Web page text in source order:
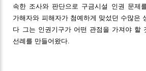
속한 조사와 판단으로 구금시설 인권 문제
가해자와 피해자가 첨예하게 맞섰던 수많은
다 그는 인권기구가 어떤 관점을 가져야 할
선례를 만들어왔다.